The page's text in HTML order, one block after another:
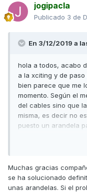
jogipacla
Publicado 3 de
En 3/12/2019 a
hola a todos, acabo
a la xciting y de
bien parece que me
momento. Según el
del cables sino que
misma, es decir no
puesto un arandela
Dejaré pasar un
bien.
Muchas gracias
se ha solucionado
unas arandelas. Si el